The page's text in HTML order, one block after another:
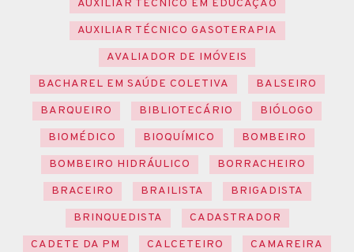
AUXILIAR TÉCNICO EM EDUCAÇÃO
AUXILIAR TÉCNICO GASOTERAPIA
AVALIADOR DE IMÓVEIS
BACHAREL EM SAÚDE COLETIVA
BALSEIRO
BARQUEIRO
BIBLIOTECÁRIO
BIÓLOGO
BIOMÉDICO
BIOQUÍMICO
BOMBEIRO
BOMBEIRO HIDRÁULICO
BORRACHEIRO
BRACEIRO
BRAILISTA
BRIGADISTA
BRINQUEDISTA
CADASTRADOR
CADETE DA PM
CALCETEIRO
CAMAREIRA